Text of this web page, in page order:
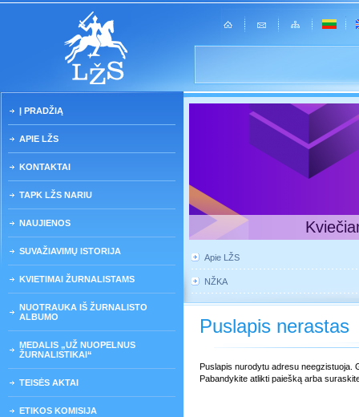
Į PRADŽIĄ
APIE LŽS
KONTAKTAI
TAPK LŽS NARIU
NAUJIENOS
SUVAŽIAVIMŲ ISTORIJA
KVIETIMAI ŽURNALISTAMS
NUOTRAUKA IŠ ŽURNALISTO
ALBUMO
MEDALIS „UŽ NUOPELNUS
ŽURNALISTIKAI“
TEISĖS AKTAI
ETIKOS KOMISIJA
Apie LŽS
NŽKA
Puslapis nerastas
Puslapis nurodytu adresu neegzistuoja.
Pabandykite atlikti paiešką arba